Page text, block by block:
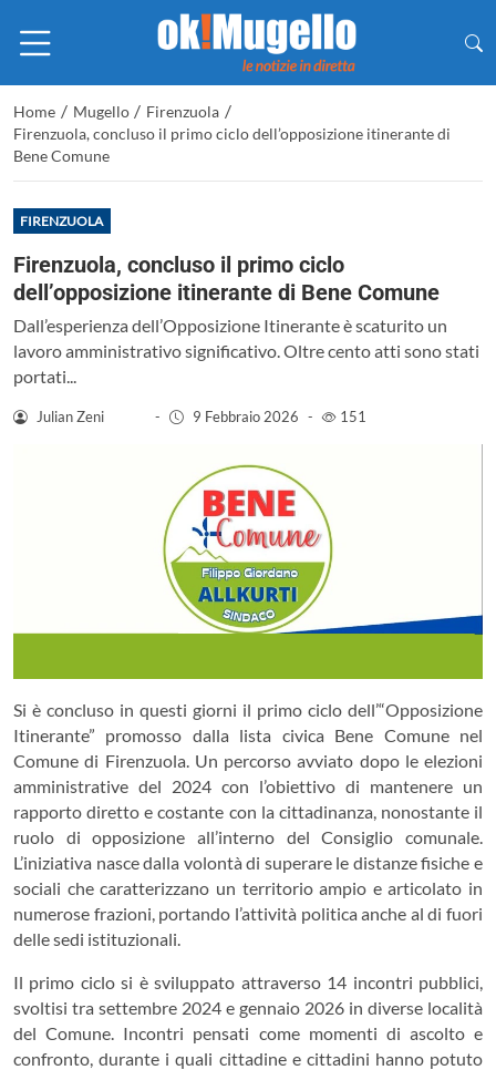
Home / Mugello / Firenzuola /
Firenzuola, concluso il primo ciclo dell’opposizione itinerante di
Bene Comune
FIRENZUOLA
Firenzuola, concluso il primo ciclo
dell’opposizione itinerante di Bene Comune
Dall’esperienza dell’Opposizione Itinerante è scaturito un
lavoro amministrativo significativo. Oltre cento atti sono stati
portati...
Julian Zeni - 9 Febbraio 2026 - 151
Si è concluso in questi giorni il primo ciclo dell’“Opposizione
Itinerante” promosso dalla lista civica Bene Comune nel
Comune di Firenzuola. Un percorso avviato dopo le elezioni
amministrative del 2024 con l’obiettivo di mantenere un
rapporto diretto e costante con la cittadinanza, nonostante il
ruolo di opposizione all’interno del Consiglio comunale.
L’iniziativa nasce dalla volontà di superare le distanze fisiche e
sociali che caratterizzano un territorio ampio e articolato in
numerose frazioni, portando l’attività politica anche al di fuori
delle sedi istituzionali.
Il primo ciclo si è sviluppato attraverso 14 incontri pubblici,
svoltisi tra settembre 2024 e gennaio 2026 in diverse località
del Comune. Incontri pensati come momenti di ascolto e
confronto, durante i quali cittadine e cittadini hanno potuto